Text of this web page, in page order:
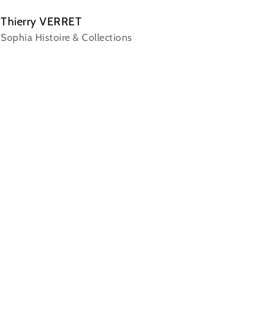
Thierry VERRET
Sophia Histoire & Collections